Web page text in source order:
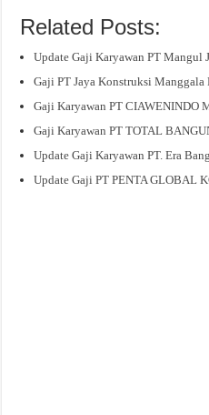
Related Posts:
Update Gaji Karyawan PT Mangul
Gaji PT Jaya Konstruksi Manggala
Gaji Karyawan PT CIAWENINDO
Gaji Karyawan PT TOTAL
Update Gaji Karyawan PT. Era
Update Gaji PT PENTA GLOBAL